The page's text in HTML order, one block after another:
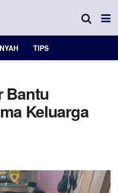
TIPS
Bantu
Keluarga